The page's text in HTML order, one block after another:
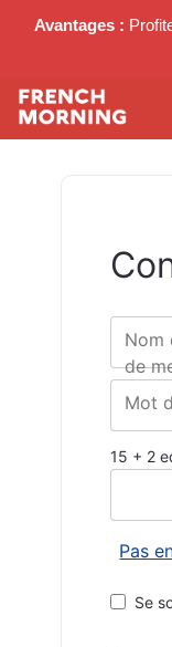
Avantages :
Nom
de
Mot
15 + 2
Pas
Se